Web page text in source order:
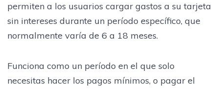
permiten a los usuarios cargar gastos a su tarjeta
sin intereses durante un período específico, que
normalmente varía de 6 a 18 meses.
Funciona como un período en el que solo
necesitas hacer los pagos mínimos, o pagar el